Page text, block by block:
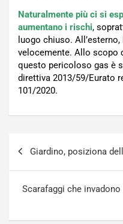
Naturalmente più ci si
aumentano i rischi,
luogo chiuso.
velocemente. Allo scopo
questo pericoloso gas è
direttiva 2013/59/Eurato
101/2020.
Giardino, posiziona
Scarafaggi che